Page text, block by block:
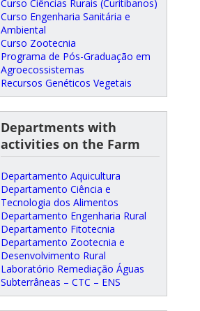
Curso Ciências Rurais (Curitibanos)
Curso Engenharia Sanitária e
Ambiental
Curso Zootecnia
Programa de Pós-Graduação em
Agroecossistemas
Recursos Genéticos Vegetais
Departments with
activities on the Farm
Departamento Aquicultura
Departamento Ciência e
Tecnologia dos Alimentos
Departamento Engenharia Rural
Departamento Fitotecnia
Departamento Zootecnia e
Desenvolvimento Rural
Laboratório Remediação Águas
Subterrâneas – CTC – ENS